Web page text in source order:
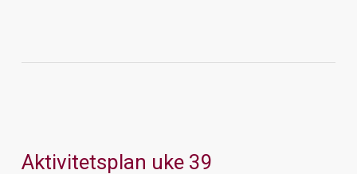
Aktivitetsplan uke 39